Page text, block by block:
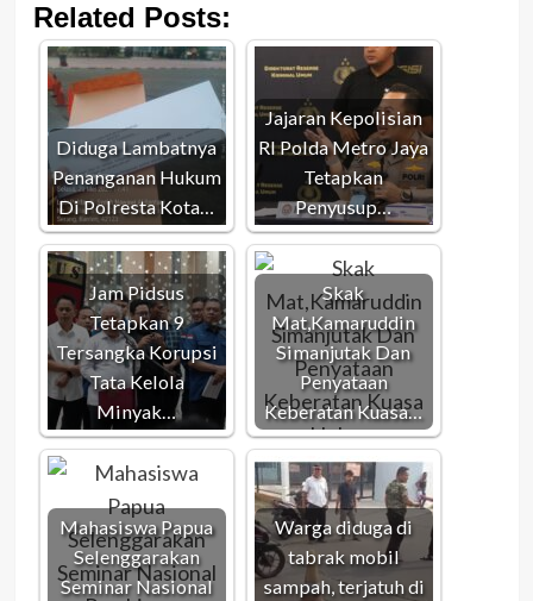
Related Posts:
Diduga Lambatnya
Penanganan Hukum
Di Polresta Kota…
Jajaran Kepolisian
RI Polda Metro Jaya
Tetapkan
Penyusup…
Jam Pidsus
Tetapkan 9
Tersangka Korupsi
Tata Kelola
Minyak…
Skak
Mat,Kamaruddin
Simanjutak Dan
Penyataan
Keberatan Kuasa…
Mahasiswa Papua
Selenggarakan
Seminar Nasional
Warga diduga di
tabrak mobil
sampah, terjatuh di